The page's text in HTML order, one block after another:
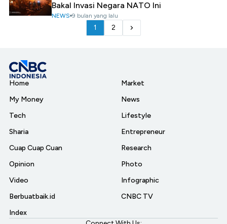
Bakal Invasi Negara NATO Ini
NEWS 9 bulan yang lalu
1 2
Home
My Money
Tech
Sharia
Cuap Cuap Cuan
Opinion
Video
Berbuatbaik.id
Index
Market
News
Lifestyle
Entrepreneur
Research
Photo
Infographic
CNBC TV